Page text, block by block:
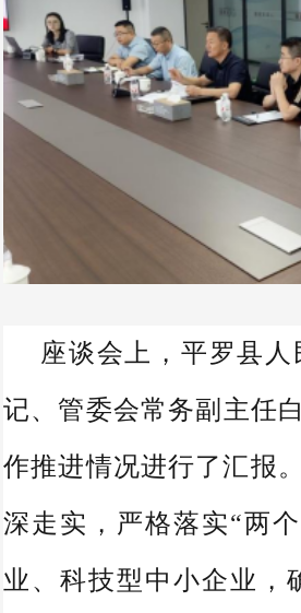
座谈会上，平罗县
记、管委会常务副主任
作推进情况进行了汇报
深走实，严格落实“两
业、科技型中小企业，